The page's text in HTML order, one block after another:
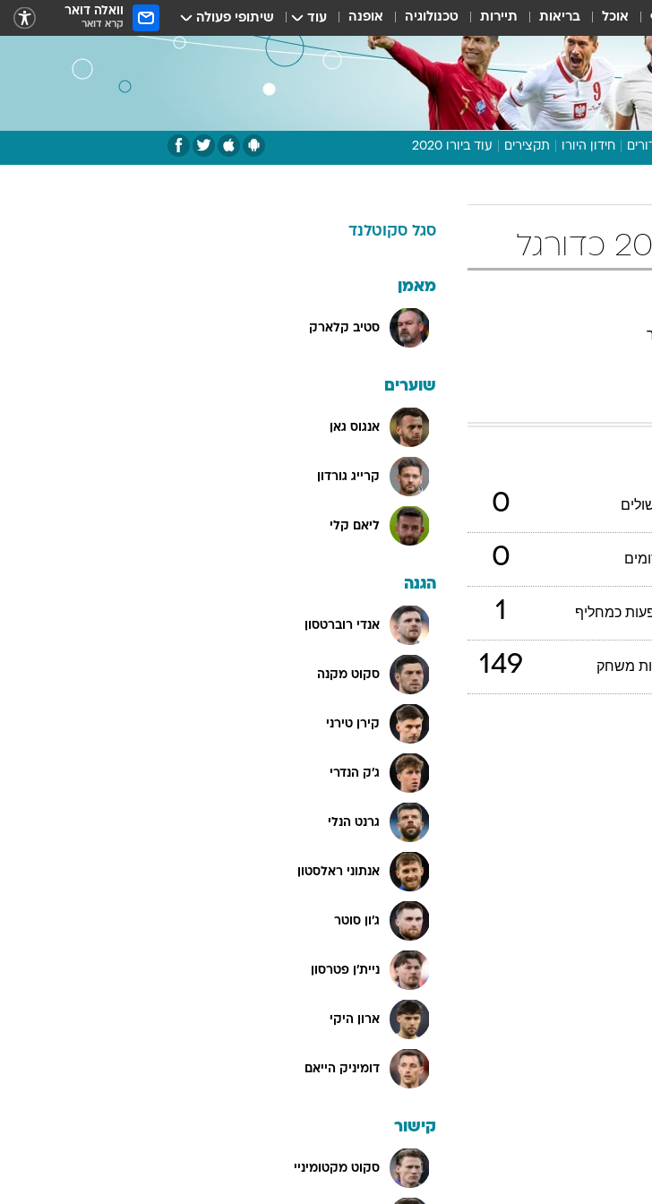
אוכל בריאות תיירות טכנולוגיה אופנה עוד שיתופי פעולה וואלה דואר
קרא דואר
חידון היורו תקצירים עוד ביורו 2020
תכנית היורו
דעות ופרשנויות
0
0
כמחליף 1
משחק 149
סגל סקוטלנד
מאמן
סטיב קלארק
שוערים
אנגוס גאן
קרייג גורדון
ליאם קלי
הגנה
אנדי רוברטסון
סקוט מקנה
קירן טירני
ג'ק הנדרי
גרנט הנלי
אנתוני ראלסטון
ג'ון סוטר
ניית'ן פטרסון
ארון היקי
דומיניק הייאם
קישור
סקוט מקטומיניי